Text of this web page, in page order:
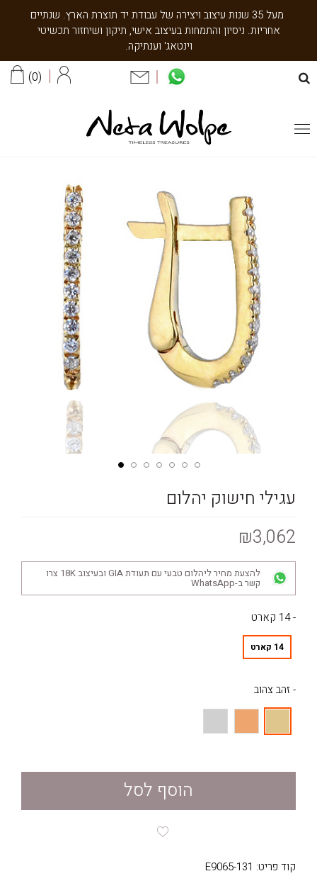
מעל 35 שנות עיצוב ויצירה של עבודת יד תוצרת הארץ. שנתיים
אחריות. ניסיון והתמחות בעיצוב אישי, תיקון ושיחזור תכשיטי
וינטאג' וענתיקה.
0
עגילי חישוק יהלום
₪3,062
להצעת מחיר ליהלום טבעי עם תעודת GIA ובעיצוב 18K צרו
קשר ב-WhatsApp
- 14 קארט
14 קארט
- זהב צהוב
הוסף לסל
קוד פריט: E9065-131